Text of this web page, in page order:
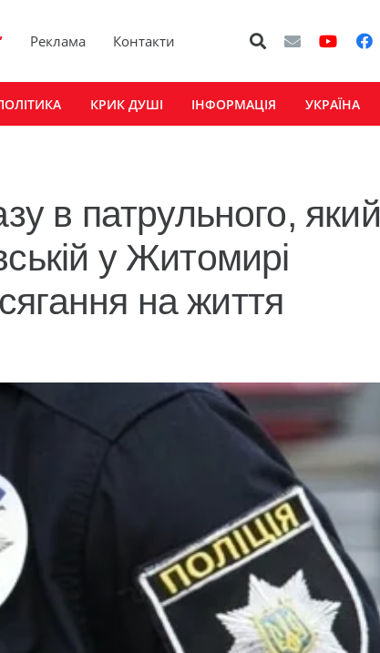
Реклама Контакти
КРИК ДУШІ ІНФОРМАЦІЯ УКРАЇНА
в патрульного, який
у Житомирі
на життя